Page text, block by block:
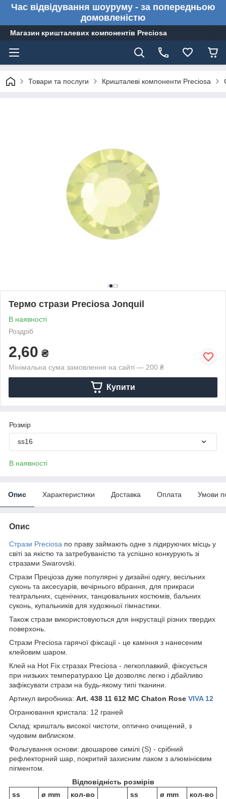
Час відвідування шоуруму - за попередньою
домовленістю
Магазин кришталевих компонентів Preciosa
Товари та послуги Кришталеві компоненти Preciosa
Термо стрази Preciosa Jonquil
В наявності
Роздріб
2,60 ₴
Мінімальна сума замовлення на сайті — 200 ₴
Купити
Розмір
ss16
В наявності
Опис Характеристики Доставка Оплата Умови
Опис
Стрази Preciosa по праву займають одне з лідируючих місць у
світі за якістю та затребуваністю та успішно конкурують зі
стразами Swarovski.
Стрази Преціоза дуже популярні у дизайні одягу, весільних
суконь та аксесуарів, вечірнього вбрання, для прикраси
театральних, сценічних, танцювальних костюмів, бальних
суконь, купальників для художньої гімнастики.
Також стрази використовуються для інкрустації різних твердих
поверхонь.
Стрази Preciosa гарячої фіксації - це каміння з нанесеним
клейовим шаром.
Клей на Hot Fix стразах Preciosa - легкоплавкий, фіксується
при низьких температурахю Це дозволяє легко і дбайливо
зафіксувати стрази на будь-якому типі тканини.
Артикул виробника: Art. 438 11 612 MC Chaton Rose VIVA 12
Огранювання кристала: 12 граней
Склад: кришталь високої чистоти, оптично очищений, з
чудовим виблиском.
Фольгування основи: двошарове симілі (S) - срібний
рефлекторний шар, покритий захисним лаком з алюмінієвим
пігментом.
Відповідність розмірів
ss
ø mm
кол-во
ss ø mm
кол-во